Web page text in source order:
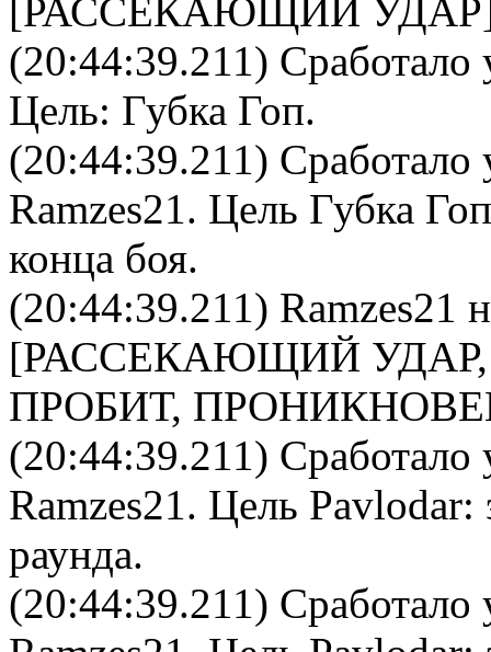
[РАССЕКАЮЩИЙ
(20:44:39.211) Сработало
Цель: Губка Гоп.
(20:44:39.211) Сработало
Ramzes21 . Цель Губка Гоп
конца боя.
(20:44:39.211) Ramzes21
[РАССЕКАЮЩИЙ
ПРОБИТ,
(20:44:39.211) Сработало
Ramzes21 . Цель Pavlodar:
раунда.
(20:44:39.211) Сработало